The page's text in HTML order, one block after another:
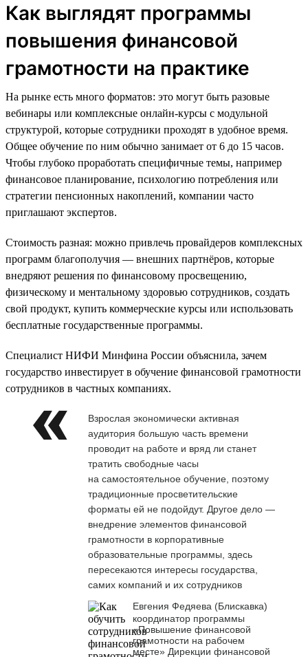
Как выглядят программы
повышения финансовой
грамотности на практике
На рынке есть много форматов: это могут быть разовые
вебинары или комплексные онлайн-курсы с модульной
структурой, которые сотрудники проходят в удобное время.
Общее обучение по ним обычно занимает от 6 до 15 часов.
Чтобы глубоко проработать специфичные темы, например
финансовое планирование, психологию потребления или
стратегии пенсионных накоплений, компании часто
приглашают экспертов.
Стоимость разная: можно привлечь провайдеров комплексных
программ благополучия — внешних партнёров, которые
внедряют решения по финансовому просвещению,
физическому и ментальному здоровью сотрудников, создать
свой продукт, купить коммерческие курсы или использовать
бесплатные государственные программы.
Специалист НИФИ Минфина России объяснила, зачем
государство инвестирует в обучение финансовой грамотности
сотрудников в частных компаниях.
Взрослая экономически активная
аудитория большую часть времени
проводит на работе и вряд ли станет
тратить свободные часы
на самостоятельное обучение, поэтому
традиционные просветительские
форматы ей не подойдут. Другое дело —
внедрение элементов финансовой
грамотности в корпоративные
образовательные программы, здесь
пересекаются интересы государства,
самих компаний и их сотрудников
Евгения Федяева (Блискавка)
координатор программы
«Повышение финансовой
грамотности на рабочем
месте» Дирекции финансовой